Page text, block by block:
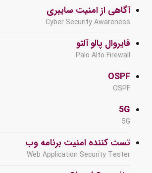
آگاهی از امنیت سایبری
Cyber Security Awareness
فایروال پالو آلتو
Palo Alto Firewall
OSPF
OSPF
5G
5G
تست کننده امنیت برنامه وب
Web Application Security Tester